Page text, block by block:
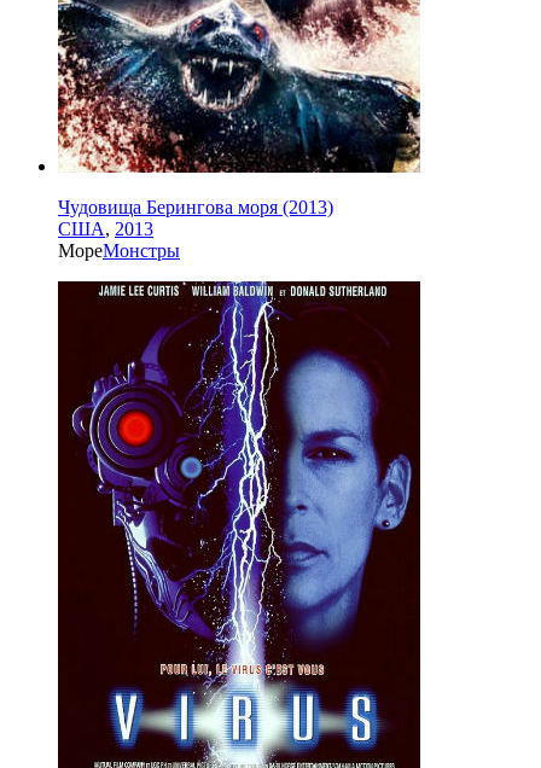
Чудовища Берингова моря (2013)
США, 2013
МореМонстры